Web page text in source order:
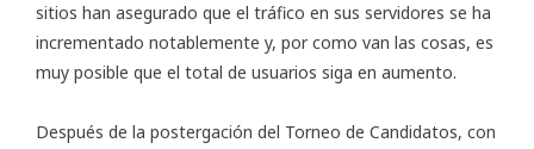
sitios han asegurado que el tráfico en sus servidores se ha
incrementado notablemente y, por como van las cosas, es
muy posible que el total de usuarios siga en aumento.
Después de la postergación del Torneo de Candidatos, con